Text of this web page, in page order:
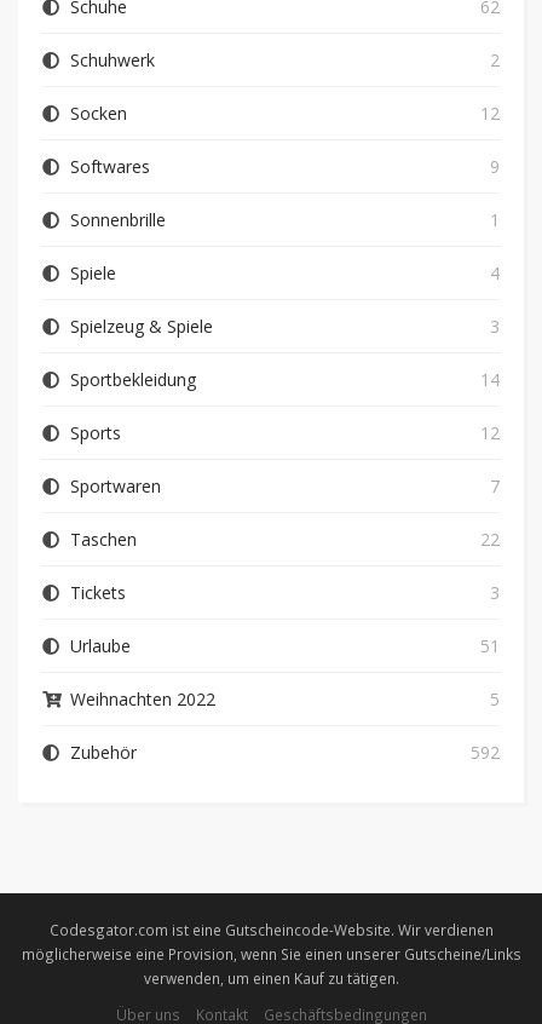
Schuhe 62
Schuhwerk 2
Socken 12
Softwares 9
Sonnenbrille 1
Spiele 4
Spielzeug & Spiele 3
Sportbekleidung 14
Sports 12
Sportwaren 7
Taschen 22
Tickets 3
Urlaube 51
Weihnachten 2022 5
Zubehör 592
Codesgator.com ist eine Gutscheincode-Website. Wir verdienen
möglicherweise eine Provision, wenn Sie einen unserer Gutscheine/Links
verwenden, um einen Kauf zu tätigen.
Über uns
Kontakt Geschäftsbedingungen